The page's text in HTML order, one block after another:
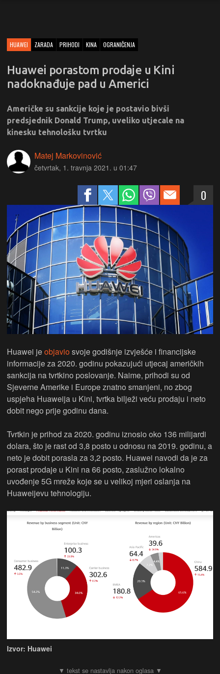
HUAWEI ZARADA PRIHODI KINA OGRANIČENJA
Huawei porastom prodaje u Kini
nadoknađuje pad u Americi
Američke su sankcije koje je postavio bivši
predsjednik Donald Trump, uveliko utjecale na
kinesku tehnološku tvrtku
Matej Markovinović
četvrtak, 1. travnja 2021. u 01:47
0
Huawei jeobjaviosvoje godišnje izvješće i financijske
informacije za 2020. godinu pokazujući utjecaj američkih
sankcija na tvrtkino poslovanje. Naime, prihodi su od
Sjeverne Amerike i Europe znatno smanjeni, no zbog
uspjeha Huaweija u Kini, tvrtka bilježi veću prodaju i neto
dobit nego prije godinu dana.
Tvrtkin je prihod za 2020. godinu iznosio oko 136 milijardi
dolara, što je rast od 3,8 posto u odnosu na 2019. godinu, a
neto je dobit porasla za 3,2 posto. Huawei navodi da je za
porast prodaje u Kini na 66 posto, zaslužno lokalno
uvođenje 5G mreže koje se u velikoj mjeri oslanja na
Huaweijevu tehnologiju.
Izvor: Huawei